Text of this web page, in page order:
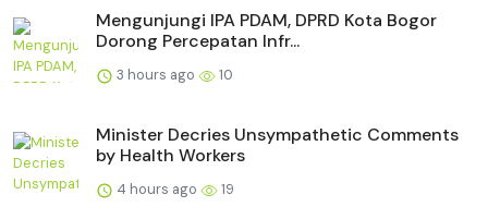
Mengunjungi IPA PDAM, DPRD Kota Bogor
Dorong Percepatan Infr...
3 hours ago 10
Minister Decries Unsympathetic Comments
by Health Workers
4 hours ago 19